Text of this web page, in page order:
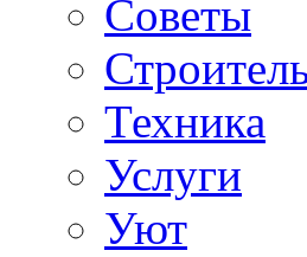
Советы
Техника
Услуги
Уют